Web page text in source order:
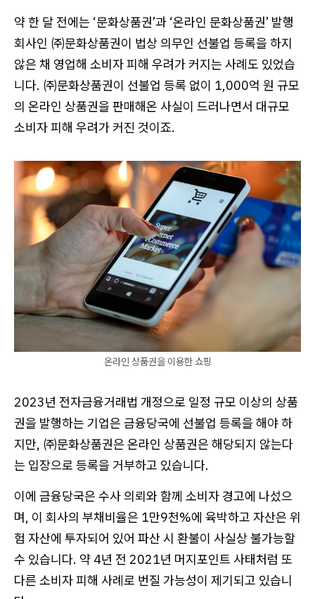
약 한 달 전에는 ‘문화상품권’과 ‘온라인 문화상품권’ 발행
회사인 ㈜문화상품권이 법상 의무인 선불업 등록을 하지
않은 채 영업해 소비자 피해 우려가 커지는 사례도 있었습
니다. ㈜문화상품권이 선불업 등록 없이 1,000억 원 규모
의 온라인 상품권을 판매해온 사실이 드러나면서 대규모
소비자 피해 우려가 커진 것이죠.
온라인 상품권을 이용한 쇼핑
2023년 전자금융거래법 개정으로 일정 규모 이상의 상품
권을 발행하는 기업은 금융당국에 선불업 등록을 해야 하
지만, ㈜문화상품권은 온라인 상품권은 해당되지 않는다
는 입장으로 등록을 거부하고 있습니다.
이에 금융당국은 수사 의뢰와 함께 소비자 경고에 나섰으
며, 이 회사의 부채비율은 1만9천%에 육박하고 자산은 위
험 자산에 투자되어 있어 파산 시 환불이 사실상 불가능할
수 있습니다. 약 4년 전 2021년 머지포인트 사태처럼 또
다른 소비자 피해 사례로 번질 가능성이 제기되고 있습니